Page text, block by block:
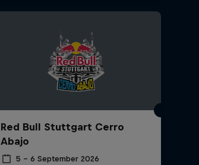
Red Bull Stuttgart Cerro
Abajo
5 – 6 September 2026